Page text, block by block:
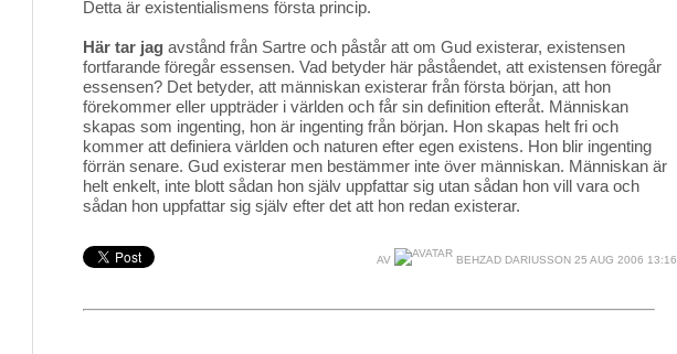
Detta är existentialismens första princip.
Här tar jag avstånd från Sartre och påstår att om Gud existerar, existensen
fortfarande föregår essensen. Vad betyder här påståendet, att existensen föregår
essensen? Det betyder, att människan existerar från första början, att hon
förekommer eller uppträder i världen och får sin definition efteråt. Människan
skapas som ingenting, hon är ingenting från början. Hon skapas helt fri och
kommer att definiera världen och naturen efter egen existens. Hon blir ingenting
förrän senare. Gud existerar men bestämmer inte över människan. Människan är
helt enkelt, inte blott sådan hon själv uppfattar sig utan sådan hon vill vara och
sådan hon uppfattar sig själv efter det att hon redan existerar.
AV BEHZAD DARIUSSON 25 AUG 2006 13:16